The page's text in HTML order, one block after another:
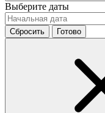
Выберите даты
Сбросить Готово